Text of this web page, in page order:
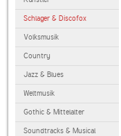
Schlager & Discofox
Volksmusik
Country
Jazz & Blues
Weltmusik
Gothic & Mittelalter
Soundtracks & Musical